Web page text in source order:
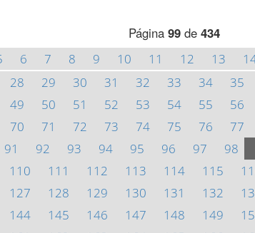
Página 99 de 434
6 7 8 9 10 11 12 13
28 29 30 31 32 33 34 35
49 50 51 52 53 54 55 56
70 71 72 73 74 75 76 77
91 92 93 94 95 96 97 98
110 111 112 113 114 115
127 128 129 130 131 132
144 145 146 147 148 149